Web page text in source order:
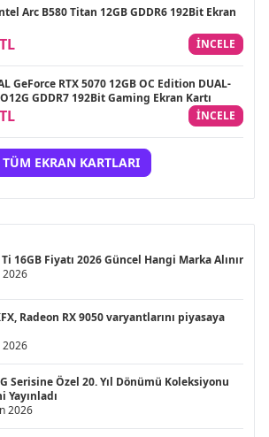
Arc B580 Titan 12GB GDDR6 192Bit Ekran
INCELE
GeForce RTX 5070 12GB OC Edition DUAL-
GDDR7 192Bit Gaming Ekran Kartı
INCELE
TÜM EKRAN KARTLARI
Ti 16GB Fiyatı 2026 Güncel Hangi Marka Alınır
2026
Radeon RX 9050 varyantlarını piyasaya
2026
Serisine Özel 20. Yıl Dönümü Koleksiyonu
Yayınladı
2026